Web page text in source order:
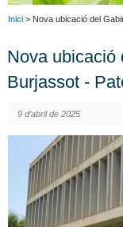
Inici > Nova ubicació del
Nova ubicació
Burjassot -
9 d’abril de 2025